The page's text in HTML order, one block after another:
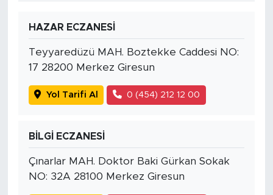
HAZAR ECZANESİ
Teyyaredüzü MAH. Boztekke Caddesi NO:
17 28200 Merkez Giresun
Yol Tarifi Al 0 (454) 212 12 00
BİLGİ ECZANESİ
Çınarlar MAH. Doktor Baki Gürkan Sokak
NO: 32A 28100 Merkez Giresun